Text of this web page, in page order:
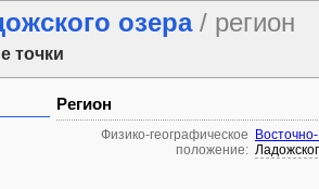
озера/ регион
точки
Регион
Физико-географическое
положение: